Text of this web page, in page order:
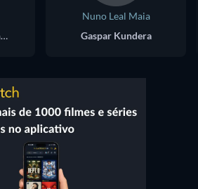
Maria Eduarda Pinheiro "Duda"
Nuno Leal Maia
Gaspar Kundera